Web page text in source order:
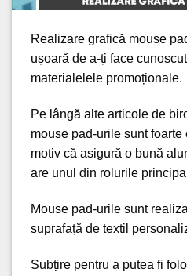
Realizare grafică mouse
ușoară de a-ți face
materialelele promoționale.
Pe lângă alte articole de
mouse pad-urile sunt foarte
motiv că asigură o bună
are unul din rolurile
Mouse pad-urile sunt
suprafață de textil
Subțire pentru a putea fi